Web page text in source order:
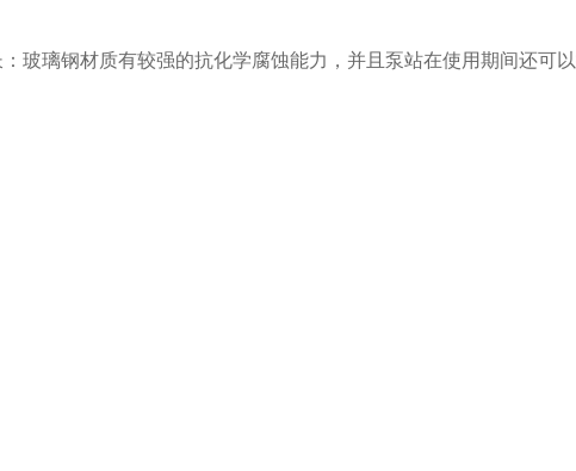
玻璃钢材质有较强的抗化学腐蚀能力，并且泵站在使用期间还可以